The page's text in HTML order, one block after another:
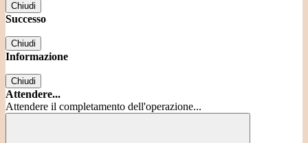
Chiudi
Successo
Chiudi
Informazione
Chiudi
Attendere...
Attendere il completamento dell'operazione...